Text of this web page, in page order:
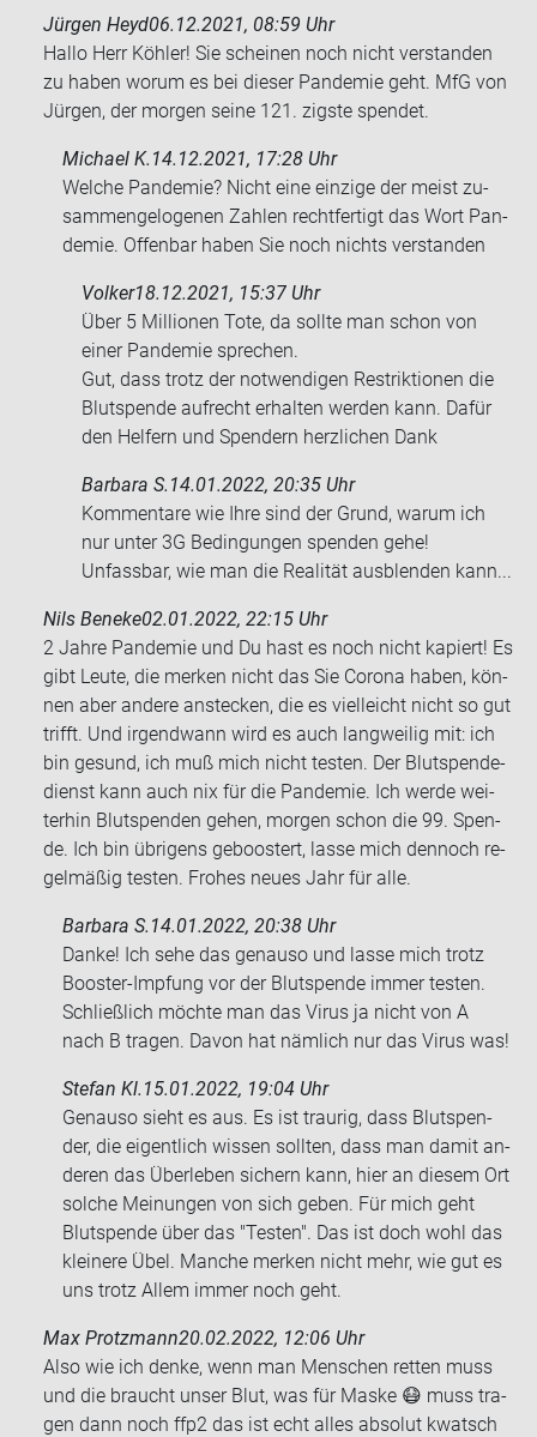
Jürgen Heyd06.12.2021, 08:59 Uhr
Hallo Herr Köh­ler! Sie schei­nen noch nicht ver­stan­den
zu haben worum es bei die­ser Pan­de­mie geht. MfG von
Jür­gen, der mor­gen seine 121. zigs­te spen­det.
Michael K. 14.12.2021, 17:28 Uhr
Wel­che Pan­de­mie? Nicht eine ein­zi­ge der meist zu­
sam­men­ge­lo­ge­nen Zah­len recht­fer­tigt das Wort Pan­
de­mie. Of­fen­bar haben Sie noch nichts ver­stan­den
Volker18.12.2021, 15:37 Uhr
Über 5 Mil­lio­nen Tote, da soll­te man schon von
einer Pan­de­mie spre­chen.
Gut, dass trotz der not­wen­di­gen Re­strik­tio­nen die
Blut­spen­de auf­recht er­hal­ten wer­den kann. Dafür
den Hel­fern und Spen­dern herz­li­chen Dank
Barbara S. 14.01.2022, 20:35 Uhr
Kom­men­ta­re wie Ihre sind der Grund, warum ich
nur unter 3G Be­din­gun­gen spen­den gehe!
Un­fass­bar, wie man die Rea­li­tät aus­blen­den kann...
Nils Beneke02.01.2022, 22:15 Uhr
2 Jahre Pan­de­mie und Du hast es noch nicht ka­piert! Es
gibt Leute, die mer­ken nicht das Sie Co­ro­na haben, kön­
nen aber an­de­re an­ste­cken, die es viel­leicht nicht so gut
trifft. Und ir­gend­wann wird es auch lang­wei­lig mit: ich
bin ge­sund, ich muß mich nicht tes­ten. Der Blut­spen­de­
dienst kann auch nix für die Pan­de­mie. Ich werde wei­
ter­hin Blut­spen­den gehen, mor­gen schon die 99. Spen­
de. Ich bin üb­ri­gens ge­boos­tert, lasse mich den­noch re­
gel­mä­ßig tes­ten. Fro­hes neues Jahr für alle.
Barbara S. 14.01.2022, 20:38 Uhr
Danke! Ich sehe das ge­nau­so und lasse mich trotz
Booster-​Impfung vor der Blut­spen­de immer tes­ten.
Schließ­lich möch­te man das Virus ja nicht von A
nach B tra­gen. Davon hat näm­lich nur das Virus was!
Stefan Kl. 15.01.2022, 19:04 Uhr
Ge­nau­so sieht es aus. Es ist trau­rig, dass Blut­spen­
der, die ei­gent­lich wis­sen soll­ten, dass man damit an­
de­ren das Über­le­ben si­chern kann, hier an die­sem Ort
sol­che Mei­nun­gen von sich geben. Für mich geht
Blut­spen­de über das "Tes­ten". Das ist doch wohl das
klei­ne­re Übel. Man­che mer­ken nicht mehr, wie gut es
uns trotz Allem immer noch geht.
Max Protzmann20.02.2022, 12:06 Uhr
Also wie ich denke, wenn man Men­schen ret­ten muss
und die braucht unser Blut, was für Maske 😷 muss tra­
gen dann noch ffp2 das ist echt alles ab­so­lut kwatsch